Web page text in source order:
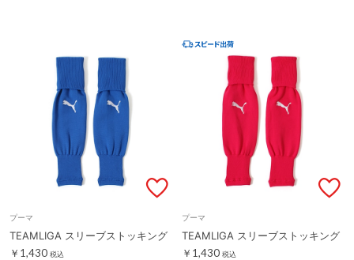
プーマ
TEAMLIGA スリーブストッキング
￥1,430 税込
プーマ
TEAMLIGA スリーブストッキング
￥1,430 税込